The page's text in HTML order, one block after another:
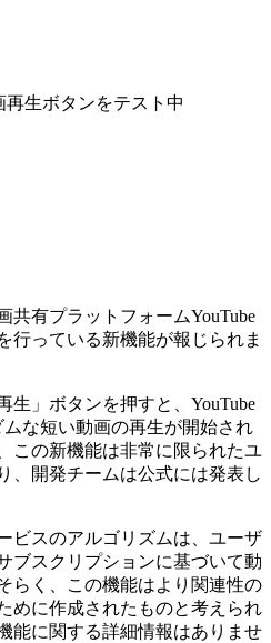
共有プラットフォームYouTube
行っている新機能が報じられま
生」ボタンを押すと、YouTube
ムな短い動画の再生が開始され
この新機能は非常に限られたユ
、開発チームは公式には発表し
ビスのアルゴリズムは、ユーザ
ブスクリプションに基づいて動
らく、この機能はより関連性の
めに作成されたものと考えられ
能に関する詳細情報はありませ